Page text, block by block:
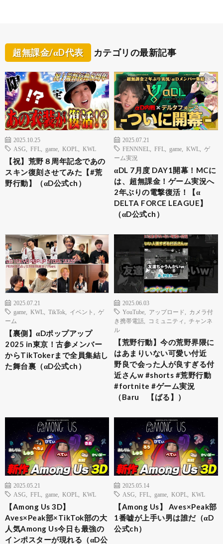
超無課金/αD代表 カテゴリの最新記事
2025.10.25
ASG
FFL game KOPL KWL
【祝】荒野８周年記念であの
スキン復刻させてみた【#荒
野行動】（αD公式ch）
2025.07.21
FENNNEL
FFL game KWL
ゲ
ーム実況
αDL 7月度 DAY1開幕！MCに
は、超無課金！ゲーム実況へ
2年ぶりの電撃復活！【α
DELTA FORCE LEAGUE】
（αD公式ch）
2025.07.21
game
KWL TikTok イベント
ゲ
ーム
【裏側】αDポップアップ
2025 in東京！古参メンバー
からTikTokerまで全員集結し
た舞台裏（αD公式ch）
2025.06.03
YouTube
アップロード
カメラ付
き携帯電話
コミュニティ
チャンネ
ル
【荒野行動】今の荒野界隈に
はあまりいない可愛い付近
野良で会った人が良すぎる付
近さんw #shorts #荒野行動
#fortnite #ゲーム実況
（Baru 【ばる】）
2025.05.21
ASG
FFL game KOPL KWL
【Among Us 3D】
Aves×Peak部×TikTok部の大
人気Among Us今日も最強の
インポスターが現れる（αD公
2025.05.14
ASG
FFL game KOPL KWL
【Among Us】 Aves×Peak部
1番嘘が上手い男は誰だ（αD
公式ch）